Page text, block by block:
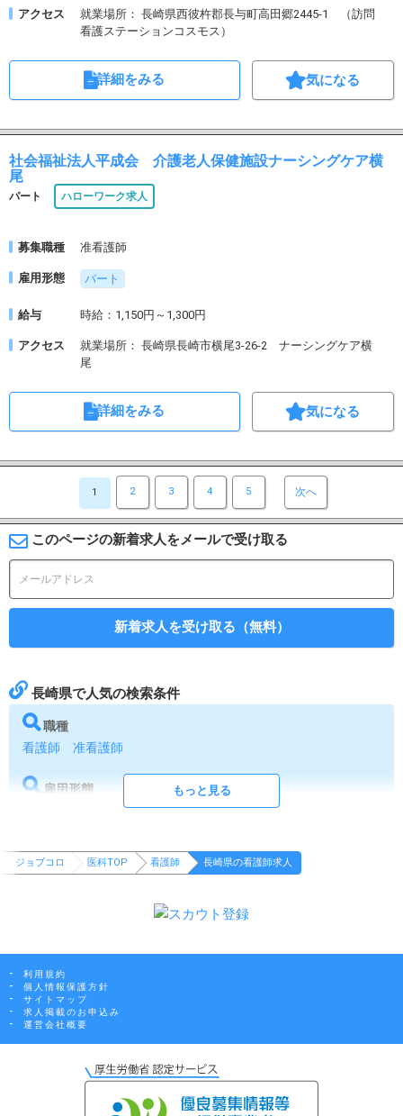
アクセス
就業場所： 長崎県西彼杵郡長与町高田郷2445-1 （訪問
看護ステーションコスモス）
詳細をみる 気になる
社会福祉法人平成会 介護老人保健施設ナーシングケア横
尾
パート ハローワーク求人
募集職種 准看護師
雇用形態 パート
給与 時給：1,150円～1,300円
アクセス
就業場所： 長崎県長崎市横尾3-26-2 ナーシングケア横
尾
詳細をみる 気になる
1 2 3 4 5 次へ
このページの新着求人をメールで受け取る
新着求人を受け取る（無料）
長崎県で人気の検索条件
職種
看護師
准看護師
雇用形態
正社員（夜勤あり）
正社員（日勤のみ） パート
サービス形態
年収500万以上可能
賞与あり
勤務時間
日勤のみ可
4週8休以上
年間休日120日以上 土日休み 祝日休み
もっと見る
ジョブコロ 医科TOP 看護師 長崎県の看護師求人
利用規約
個人情報保護方針
サイトマップ
求人掲載のお申込み
運営会社概要